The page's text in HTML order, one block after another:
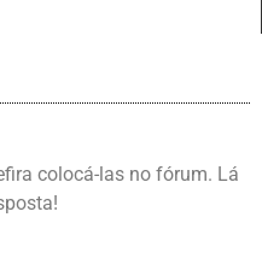
colocá-las no fórum. Lá